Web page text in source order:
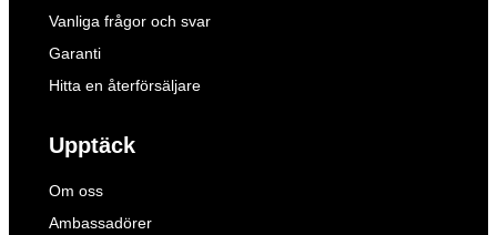
Vanliga frågor och svar
Garanti
Hitta en återförsäljare
Upptäck
Om oss
Ambassadörer